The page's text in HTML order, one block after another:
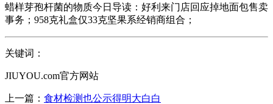
蜡样芽孢杆菌的物质今日导读：好利来门店回应掉地面包售卖
事务；958克礼盒仅33克坚果系经销商组合；
关键词：
JIUYOU.com官方网站
上一篇： 食材检测也公示得明大白白